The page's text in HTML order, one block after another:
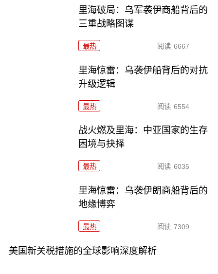
里海破局：乌军袭伊商船背后的
三重战略图谋
最热 阅读 6667
里海惊雷：乌袭伊船背后的对抗
升级逻辑
最热 阅读 6554
战火燃及里海：中亚国家的生存
困境与抉择
最热 阅读 6035
里海惊雷：乌袭伊朗商船背后的
地缘博弈
最热 阅读 7309
美国新关税措施的全球影响深度解析